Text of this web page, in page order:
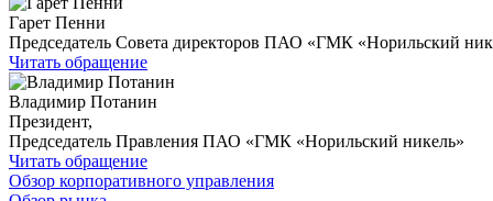
Гарет Пенни
Председатель Совета директоров ПАО «ГМК «Норильский
Читать обращение
Владимир Потанин
Президент,
Председатель Правления ПАО «ГМК «Норильский никель»
Читать обращение
Обзор корпоративного управления